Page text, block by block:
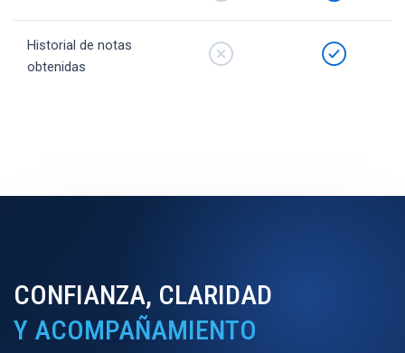
Historial de notas
obtenidas
CONFIANZA, CLARIDAD
Y ACOMPAÑAMIENTO